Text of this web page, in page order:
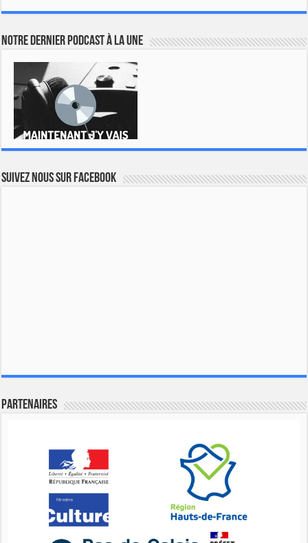
Notre dernier podcast à la une
Suivez nous sur Facebook
Partenaires